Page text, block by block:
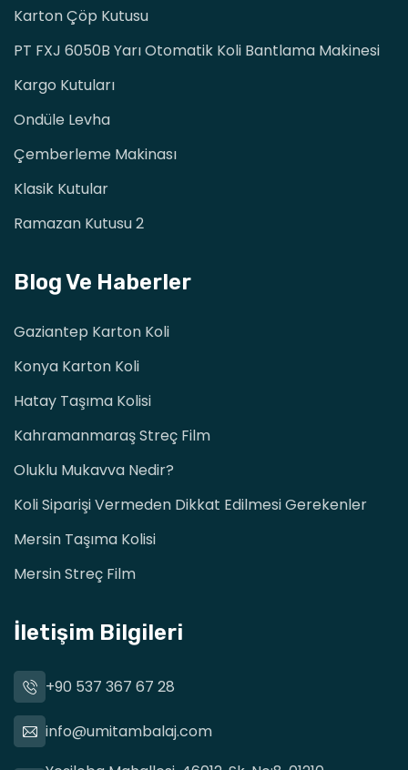
Karton Çöp Kutusu
PT FXJ 6050B Yarı Otomatik Koli Bantlama Makinesi
Kargo Kutuları
Ondüle Levha
Çemberleme Makinası
Klasik Kutular
Ramazan Kutusu 2
Blog Ve Haberler
Gaziantep Karton Koli
Konya Karton Koli
Hatay Taşıma Kolisi
Kahramanmaraş Streç Film
Oluklu Mukavva Nedir?
Koli Siparişi Vermeden Dikkat Edilmesi Gerekenler
Mersin Taşıma Kolisi
Mersin Streç Film
İletişim Bilgileri
+90 537 367 67 28
info@umitambalaj.com